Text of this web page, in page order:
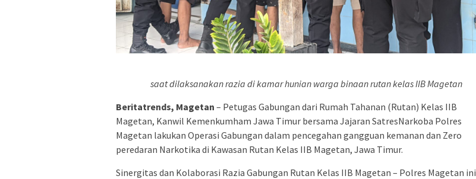
saat dilaksanakan razia di kamar hunian warga binaan rutan kelas IIB Magetan
Beritatrends, Magetan – Petugas Gabungan dari Rumah Tahanan (Rutan) Kelas IIB
Magetan, Kanwil Kemenkumham Jawa Timur bersama Jajaran SatresNarkoba Polres
Magetan lakukan Operasi Gabungan dalam pencegahan gangguan kemanan dan Zero
peredaran Narkotika di Kawasan Rutan Kelas IIB Magetan, Jawa Timur.
Sinergitas dan Kolaborasi Razia Gabungan Rutan Kelas IIB Magetan – Polres Magetan ini